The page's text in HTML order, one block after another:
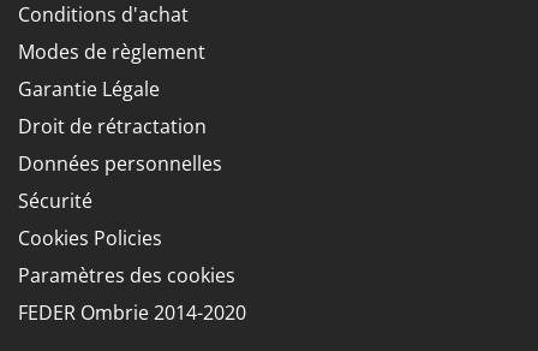
T
Tecla
TecnoGen
Tellarini Pompe
Telwin
Tenco
Tineco
Titania
Tornado
Conditions d'achat
Modes de règlement
Garantie Légale
Droit de rétractation
Données personnelles
Sécurité
Cookies Policies
Paramètres des cookies
FEDER Ombrie 2014-2020